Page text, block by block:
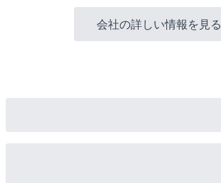
会社の詳しい情報を見る